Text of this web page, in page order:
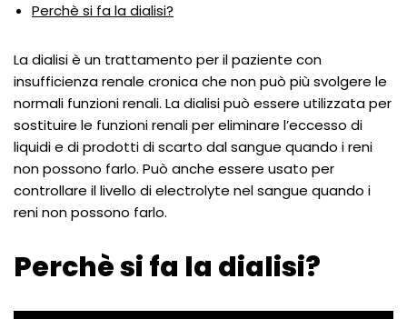
Perchè si fa la dialisi?
La dialisi è un trattamento per il paziente con
insufficienza renale cronica che non può più svolgere le
normali funzioni renali. La dialisi può essere utilizzata per
sostituire le funzioni renali per eliminare l’eccesso di
liquidi e di prodotti di scarto dal sangue quando i reni
non possono farlo. Può anche essere usato per
controllare il livello di electrolyte nel sangue quando i
reni non possono farlo.
Perchè si fa la dialisi?